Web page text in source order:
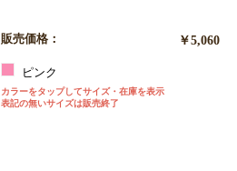
販売価格： ￥5,060
ピンク
カラーをタップしてサイズ・在庫を表示
表記の無いサイズは販売終了